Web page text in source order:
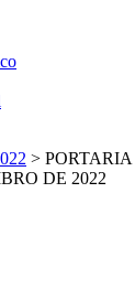
> PORTARIA
DE 2022